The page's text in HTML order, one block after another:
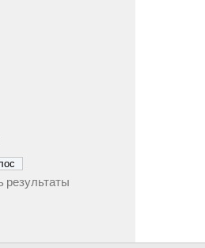
результаты